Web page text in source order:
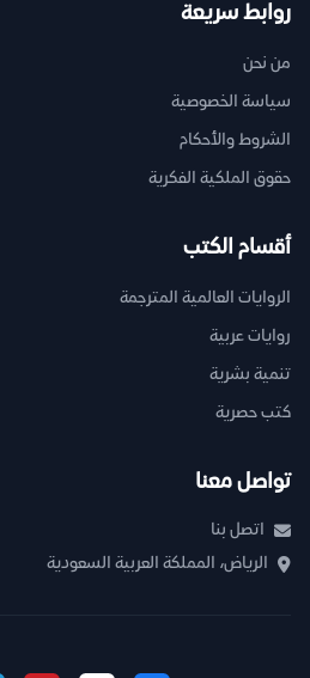
روابط سريعة
من نحن
سياسة الخصوصية
الشروط والأحكام
حقوق الملكية الفكرية
أقسام الكتب
الروايات العالمية المترجمة
روايات عربية
تنمية بشرية
كتب حصرية
تواصل معنا
اتصل بنا
الرياض، المملكة العربية السعودية